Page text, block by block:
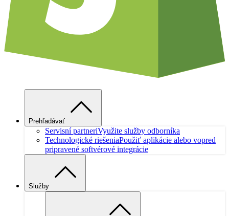
Prehľadávať
Servisní partneriVyužite služby odborníka
Technologické riešeniaPoužiť aplikácie alebo vopred
pripravené softvérové integrácie
Služby